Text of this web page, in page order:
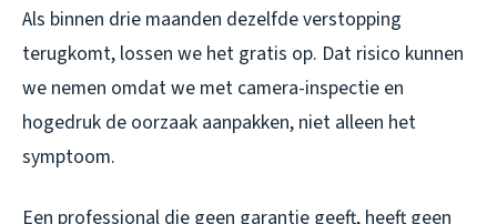
Als binnen drie maanden dezelfde verstopping
terugkomt, lossen we het gratis op. Dat risico kunnen
we nemen omdat we met camera-inspectie en
hogedruk de oorzaak aanpakken, niet alleen het
symptoom.
Een professional die geen garantie geeft, heeft geen